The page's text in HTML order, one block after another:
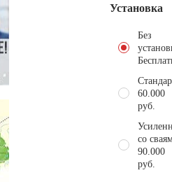
Установка
Без
60.000
руб.
со
90.000
руб.